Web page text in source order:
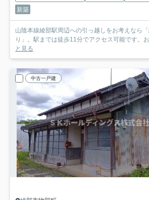
新築
山陰本線綾部駅周辺への引っ越しをお考えなら
り」。駅までは徒歩11分でアクセス可能です。
と見る
中古一戸建